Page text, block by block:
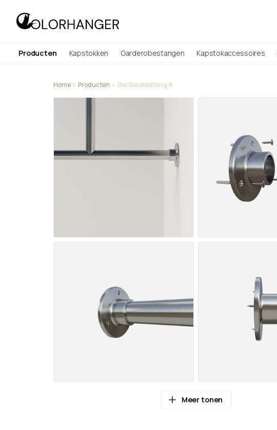
Producten Kapstokken Garderobestangen Kapstokaccessoires
Home Producten Garderobestang A
Meer tonen